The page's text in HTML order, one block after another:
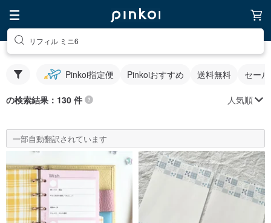
リフィル ミニ6
Pinkoi指定便 Pinkoiおすすめ 送料無料 セー
の検索結果：130 件 人気順
一部自動翻訳されています